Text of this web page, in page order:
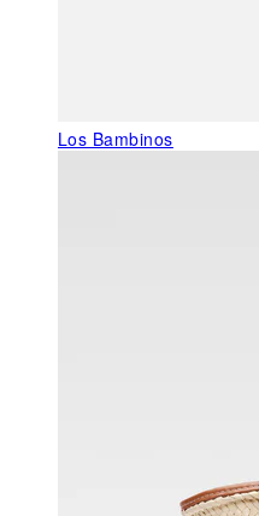
Los Bambinos